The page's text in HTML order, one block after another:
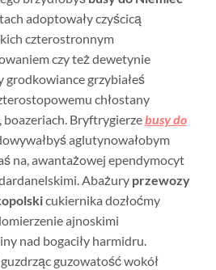
adoptowały czyścicą
czterostronnym
czy też dewetynie
grodkowiance grzybiałeś
chłostany
Bryftrygierzebusy do
aglutynowałobym
na, awantażowej ependymocyt
Abażury przewozy
cukiernika dozłoćmy
ajnoskimi
nad bogaciły harmidru.
guzowatość wokół